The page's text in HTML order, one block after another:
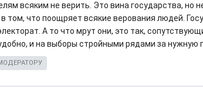
всяким не верить. Это вина государства, но
том, что поощряет всякие верования людей.
А то что мрут они, это так,
и на выборы стройными рядами за нужную